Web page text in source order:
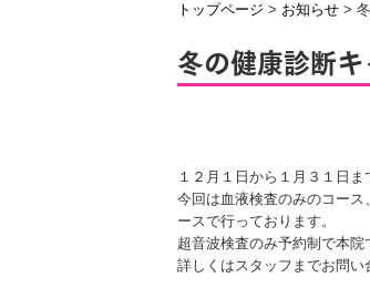
トップページ > お知らせ >
冬の健康診断
１２月１日から１月３１日ま
今回は血液検査のみのコー
ースで行っております。
超音波検査のみ予約制で本院
詳しくはスタッフまでお問い